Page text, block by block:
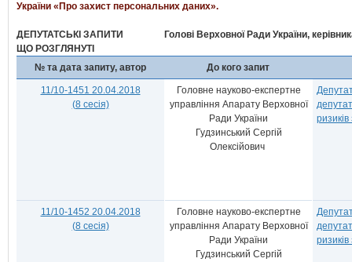
України «Про захист персональних даних».
ДЕПУТАТСЬКІ ЗАПИТИ
ЩО РОЗГЛЯНУТІ
Голові Верховної Ради України,
№ та дата запиту, автор До кого запит
11/10-1451 20.04.2018
(8 сесія)
Головне науково-експертне
управління Апарату Верховної
Ради України
Гудзинський Сергій
Олексійович
11/10-1452 20.04.2018
(8 сесія)
Головне науково-експертне
управління Апарату Верховної
Ради України
Гудзинський Сергій